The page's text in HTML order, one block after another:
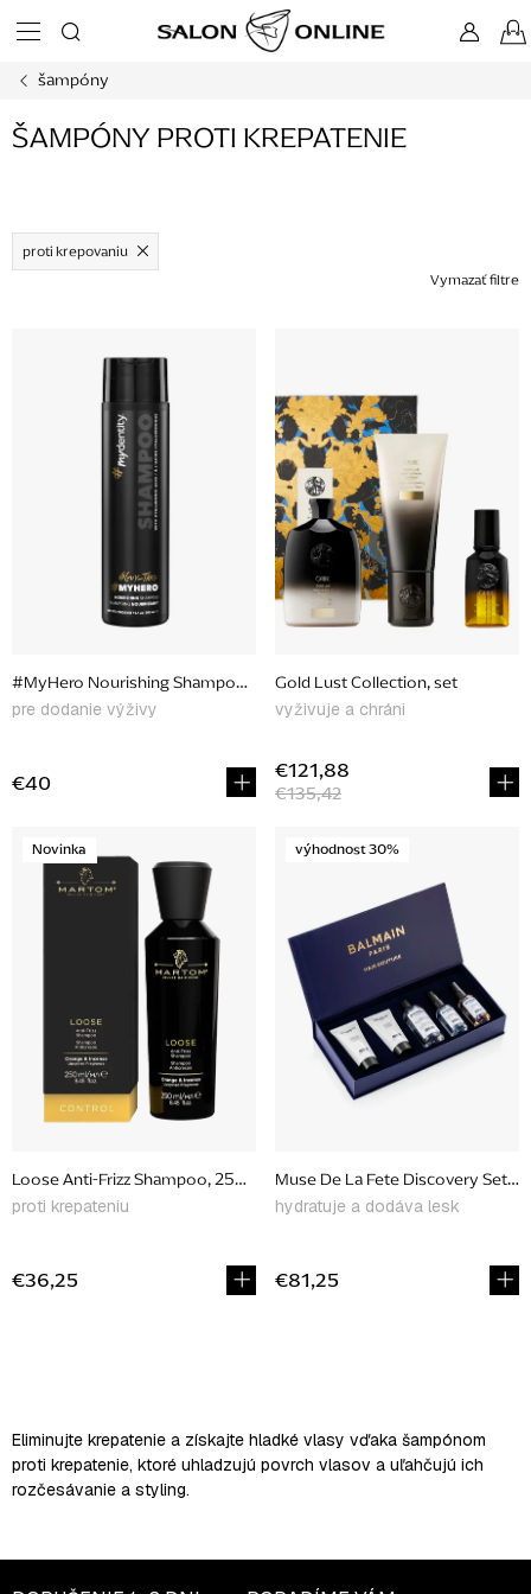
na
šampóny
ŠAMPÓNY PROTI KREPATENIE
proti krepovaniu
Vymazať filtre
u
k
o
#MyHero Nourishing Shampoo, 300 ml
pre dodanie výživy
€40
Gold Lust Collection, set
vyživuje a chráni
€135,42
€121,88
Novinka
Loose Anti-Frizz Shampoo, 250 ml
proti krepateniu
€36,25
výhodnost 30%
Muse De La Fete Discovery Set,
hydratuje a dodáva lesk
€81,25
á
d
a
i
Eliminujte krepatenie a získajte hladké vlasy vďaka šampónom
proti krepatenie, ktoré uhladzujú povrch vlasov a uľahčujú ich
rozčesávanie a styling.